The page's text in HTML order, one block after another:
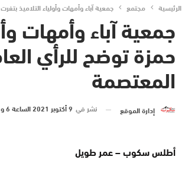
الرئيسية مجتمع جمعية آباء وأمهات وأولياء التلاميذ
جمعية آباء وأمهات
حمزة توضح للرأي
المعتصمة
إدارة الموقع نشر في 9 أكتوبر 2021 الساعة 6 و 28 دقيقة
أطلس سكوب – عمر طويل